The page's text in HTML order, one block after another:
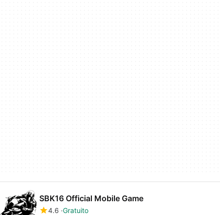
SBK16 Official Mobile Game
4.6 Gratuito